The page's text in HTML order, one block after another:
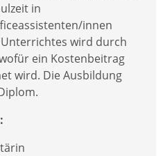
in
innen
wird durch
ein Kostenbeitrag
wird. Die Ausbildung